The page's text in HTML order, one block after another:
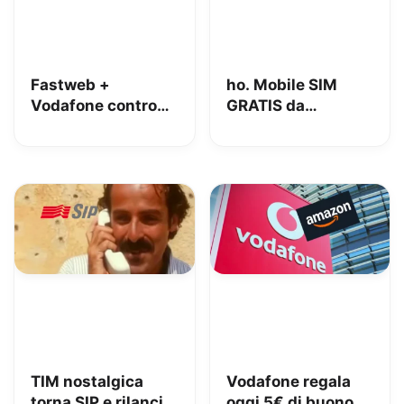
Fastweb +
Vodafone contro
ho. Mobile SIM
GRATIS da
TIM nostalgica
Vodafone regala